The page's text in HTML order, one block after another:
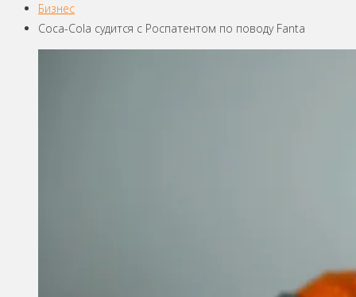
Бизнес
Coca-Cola судится с Роспатентом по поводу Fanta